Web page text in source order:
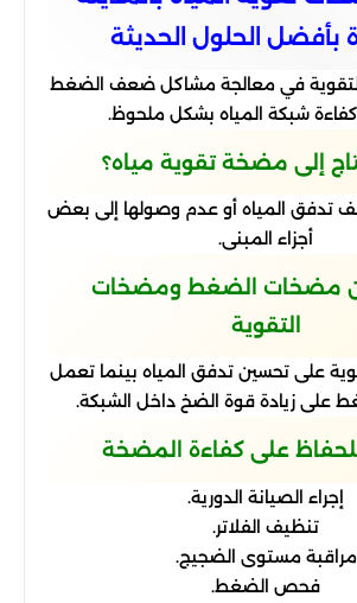
بأفضل الحلول الحديثة
في معالجة مشاكل ضعف الضغط
شبكة المياه بشكل ملحوظ.
إلى مضخة تقوية مياه؟
تدفق المياه أو عدم وصولها إلى بعض
أجزاء المبنى.
مضخات الضغط ومضخات
التقوية
على تحسين تدفق المياه بينما تعمل
على زيادة قوة الضخ داخل الشبكة.
على كفاءة المضخة
إجراء الصيانة الدورية.
تنظيف الفلاتر.
مراقبة مستوى الضجيج.
فحص الضغط.